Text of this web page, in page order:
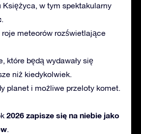
Księżyca, w tym spektakularny
.
meteorów rozświetlające
które będą wydawały się
niż kiedykolwiek.
planet i możliwe przeloty komet.
2026 zapisze się na niebie jako
.